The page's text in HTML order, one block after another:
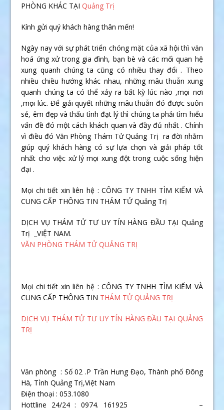
PHÒNG KHÁC TẠIQuảng Trị
Kính gửi quý khách hàng thân mến!
Ngày nay với sự phát triển chóng mặt của xã hội thì văn
hoá ứng xử trong gia đình, bạn bè và các mối quan hệ
xung quanh chúng ta cũng có nhiều thay đổi . Theo
nhiều chiều hướng khác nhau, những mâu thuẫn xung
quanh chúng ta có thể xảy ra bất kỳ lúc nào ,mọi nơi
,mọi lúc. Để giải quyết những mâu thuẫn đó được suôn
sẻ, êm đẹp và thấu tình đạt lý thì chúng ta phải tìm hiểu
vấn đề đó một cách khách quan và đầy đủ nhất . Chính
vì điều đó Văn Phòng Thám Tử Quảng Trị ra đời nhằm
giúp quý khách hàng có sự lựa chọn và giải pháp tốt
nhất cho việc xử lý mọi xung đột trong cuộc sống hiện
đại .
Mọi chi tiết xin liên hệ : CÔNG TY TNHH TÌM KIẾM VÀ
CUNG CẤP THÔNG TIN THÁM TỬ Quảng Trị
DỊCH VỤ THÁM TỬ TƯ UY TÍN HÀNG ĐẦU TẠI Quảng
Trị _VIỆT NAM.
VĂN PHÒNG THÁM TỬ QUẢNG TRỊ
Mọi chi tiết xin liên hệ : CÔNG TY TNHH TÌM KIẾM VÀ
CUNG CẤP THÔNG TIN THÁM TỬ QUẢNG TRỊ
DỊCH VỤ THÁM TỬ TƯ UY TÍN HÀNG ĐẦU TẠI QUẢNG
TRỊ
Văn phòng : Số 02 .P Trần Hưng Đạo, Thành phố Đông
Hà, Tỉnh Quảng Trị,Việt Nam
Điện thoại : 053.1080
Hottline 24/24 : 0974. 161925 –